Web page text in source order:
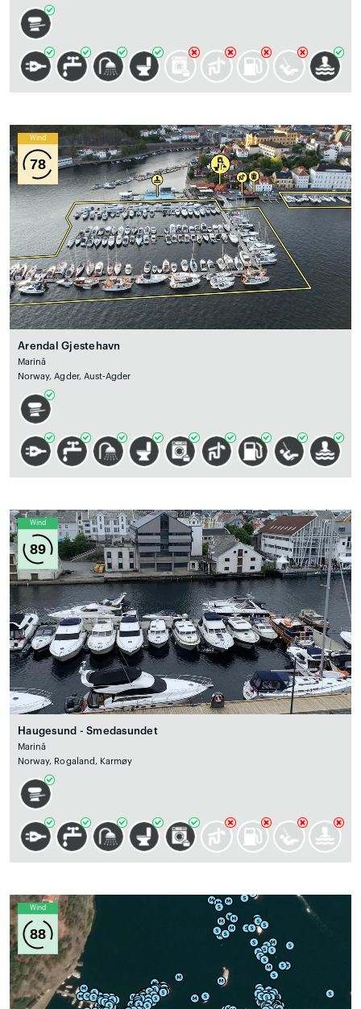
Wind
78
Arendal Gjestehavn
Marină
Norway, Agder, Aust-Agder
Wind
89
Haugesund - Smedasundet
Marină
Norway, Rogaland, Karmøy
Wind
88